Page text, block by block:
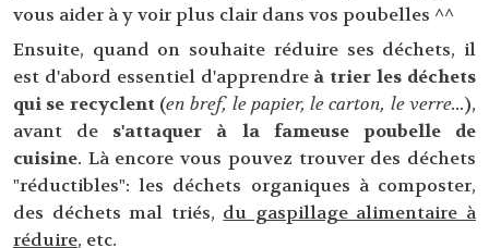
vous aider à y voir plus clair dans vos poubelles ^^
Ensuite, quand on souhaite réduire ses déchets, il
est d'abord essentiel d'apprendre à trier les déchets
qui se recyclent (en bref, le papier, le carton, le verre...),
avant de s'attaquer à la fameuse poubelle de
cuisine. Là encore vous pouvez trouver des déchets
"réductibles": les déchets organiques à composter,
des déchets mal triés, du gaspillage alimentaire à
réduire, etc.